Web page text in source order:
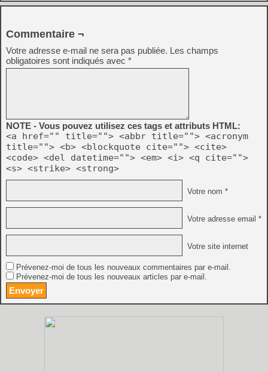
Commentaire ¬
Votre adresse e-mail ne sera pas publiée. Les champs
obligatoires sont indiqués avec *
NOTE - Vous pouvez utilisez ces tags et attributs HTML:
<a href="" title=""> <abbr title=""> <acronym
title=""> <b> <blockquote cite=""> <cite>
<code> <del datetime=""> <em> <i> <q cite="">
<s> <strike> <strong>
Votre nom *
Votre adresse email *
Votre site internet
Prévenez-moi de tous les nouveaux commentaires par e-mail.
Prévenez-moi de tous les nouveaux articles par e-mail.